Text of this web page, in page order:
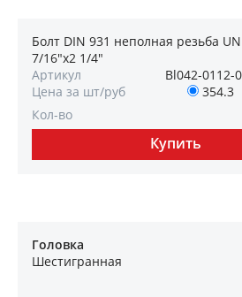
Болт DIN 931 неполная резьба
7/16"х2 1/4"
Артикул
Bl042-0112-
Цена за шт/руб
354.3
Кол-во
Головка
Шестигранная